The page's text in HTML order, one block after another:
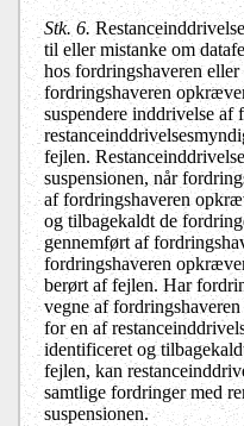
Stk. 6.
til eller mistanke om
hos fordringshaveren
fordringshaveren
suspendere inddrivelse af
fejlen.
suspensionen, når
af fordringshaveren
og tilbagekaldt de
gennemført af
fordringshaveren
berørt af fejlen. Har
vegne af
for en af
identificeret og
fejlen, kan
samtlige fordringer med
suspensionen.